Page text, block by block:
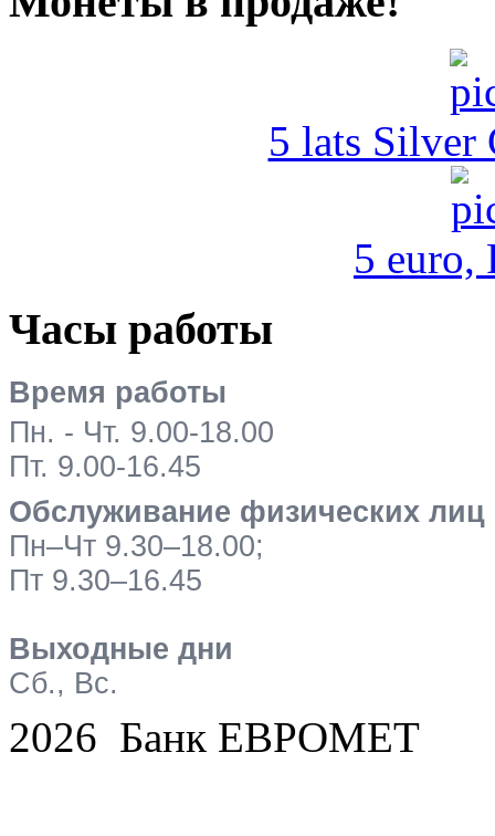
5 lats Silver
5 euro,
Часы работы
Время работы
Пн. - Чт. 9.00-18.00
Пт. 9.00-16.45
Обслуживание физических лиц
Пн–Чт 9.30–18.00;
Пт 9.30–16.45
Выходные дни
Сб., Вс.
2026 Банк ЕВРОМЕТ